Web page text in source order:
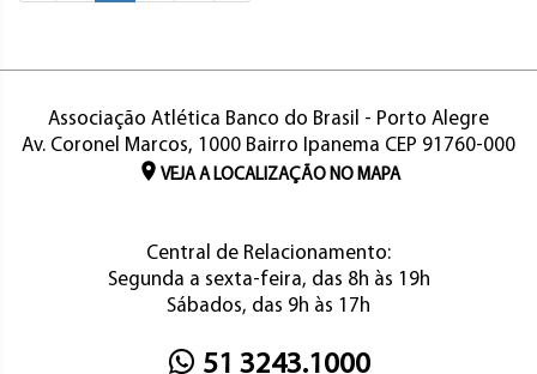
Associação Atlética Banco do Brasil - Porto Alegre
Av. Coronel Marcos, 1000 Bairro Ipanema CEP 91760-000
VEJA A LOCALIZAÇÃO NO MAPA
Central de Relacionamento:
Segunda a sexta-feira, das 8h às 19h
Sábados, das 9h às 17h
51 3243.1000